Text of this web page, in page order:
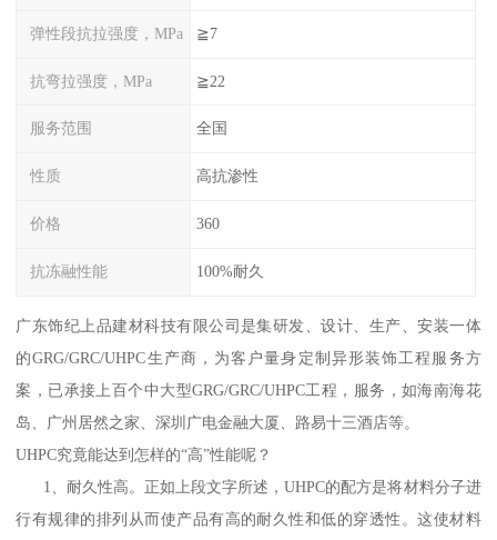
弹性段抗拉强度，MPa ≧7
抗弯拉强度，MPa ≧22
服务范围 全国
性质 高抗渗性
价格 360
抗冻融性能 100%耐久
广东饰纪上品建材科技有限公司是集研发、设计、生产、安装一体
的GRG/GRC/UHPC生产商，为客户量身定制异形装饰工程服务方
案，已承接上百个中大型GRG/GRC/UHPC工程，服务，如海南海花
岛、广州居然之家、深圳广电金融大厦、路易十三酒店等。
UHPC究竟能达到怎样的“高”性能呢？
1、耐久性高。正如上段文字所述，UHPC的配方是将材料分子进
行有规律的排列从而使产品有高的耐久性和低的穿透性。这使材料